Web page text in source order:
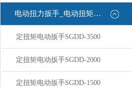
电动扭力扳手_电动扭矩扳手
定扭矩电动扳手SGDD-3500
定扭矩电动扳手SGDD-2000
定扭矩电动扳手SGDD-1500